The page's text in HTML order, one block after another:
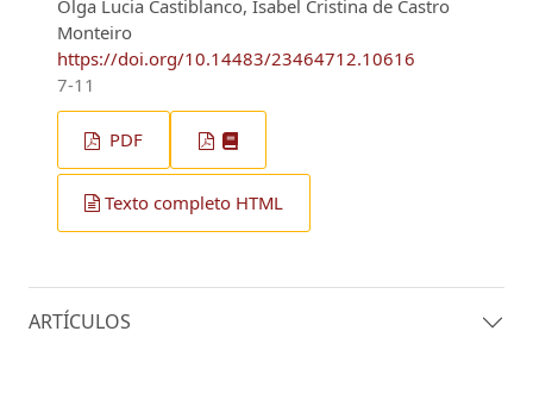
Olga Lucia Castiblanco, Isabel Cristina de Castro
Monteiro
https://doi.org/10.14483/23464712.10616
7-11
PDF
Texto completo HTML
ARTÍCULOS